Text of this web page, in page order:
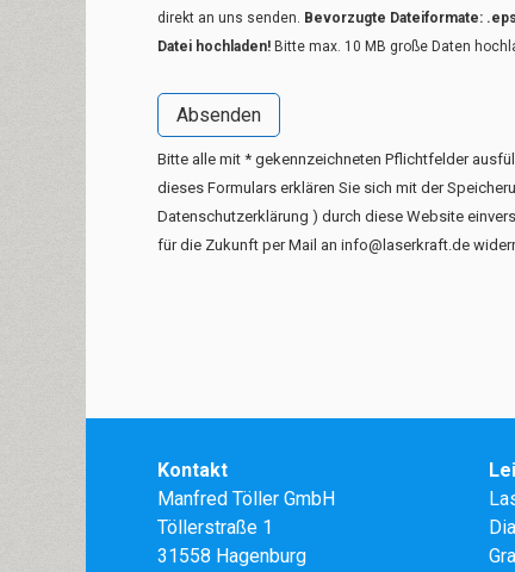
direkt an uns senden. Bevorzugte Dateiformate:
Datei hochladen! Bitte max. 10 MB große Daten
Bitte alle mit * gekennzeichneten Pflichtfelder
dieses Formulars erklären Sie sich mit der
Datenschutzerklärung ) durch diese Website
für die Zukunft per Mail an info@laserkraft.de
Kontakt
Manfred Töller GmbH
Töllerstraße 1
31558 Hagenburg